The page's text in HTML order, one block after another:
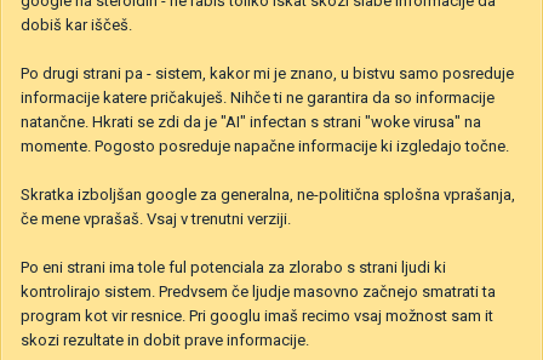
dobiš kar iščeš.
Po drugi strani pa - sistem, kakor mi je znano, u bistvu samo posreduje
informacije katere pričakuješ. Nihče ti ne garantira da so informacije
natančne. Hkrati se zdi da je "AI" infectan s strani "woke virusa" na
momente. Pogosto posreduje napačne informacije ki izgledajo točne.
Skratka izboljšan google za generalna, ne-politična splošna vprašanja,
če mene vprašaš. Vsaj v trenutni verziji.
Po eni strani ima tole ful potenciala za zlorabo s strani ljudi ki
kontrolirajo sistem. Predvsem če ljudje masovno začnejo smatrati ta
program kot vir resnice. Pri googlu imaš recimo vsaj možnost sam it
skozi rezultate in dobit prave informacije.